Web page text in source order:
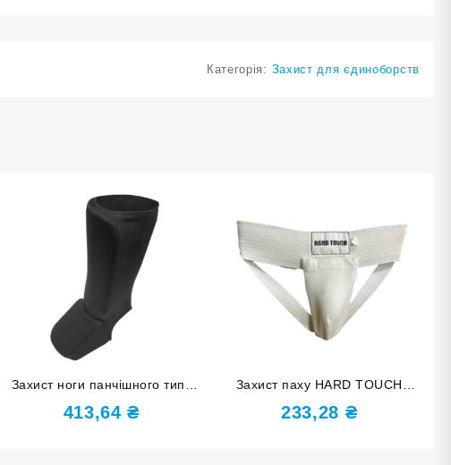
Категорія: Захист для єдиноборств
Захист ноги панчішного типу
чорний розмір L 748-3L-Ч
413,64₴
Захист паху HARD TOUCH
розмір S білий
233,28 ₴